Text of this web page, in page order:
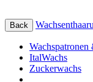
Back
ItalWachs
Zuckerwachs